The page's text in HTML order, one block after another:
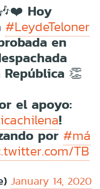
Hoy
#LeydeTeloner
en
👏
el apoyo:
!
por #má
TB
January 14, 2020